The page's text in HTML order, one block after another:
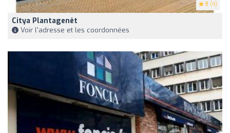
5 (4)
Citya Plantagenêt
Voir l'adresse et les coordonnées